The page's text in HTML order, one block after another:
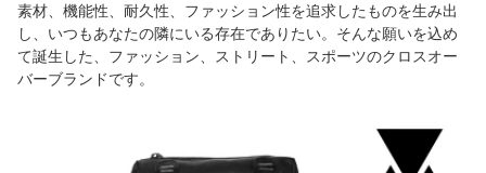
素材、機能性、耐久性、ファッション性を追求したものを生み出
し、いつもあなたの隣にいる存在でありたい。そんな願いを込め
て誕生した、ファッション、ストリート、スポーツのクロスオー
バーブランドです。